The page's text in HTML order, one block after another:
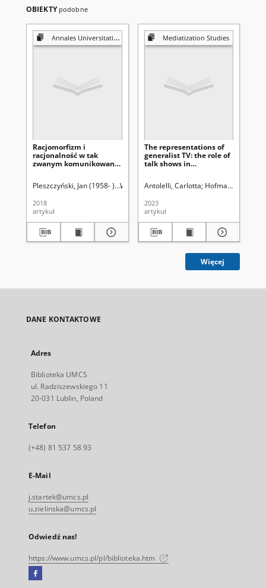
OBIEKTY podobne
Annales Universitatis Mariae Curie-Skłodowska. Sectio K, Politologia
Racjomorfizm i
racjonalność w tak
zwanym komunikowaniu
rationality in the so-
communication
Pleszczyński, Jan (1958- ). Wydawnictwo UMC
2018
artykuł
Mediatization Studies
The representations of
generalist TV: the role of
talk shows in
political communication
emergency in gender
issues. The Italian case
Antolelli, Carlotta Hofman, Iwona.
2023
artykuł
Więcej
DANE KONTAKTOWE
Adres
Biblioteka UMCS
ul. Radziszewskiego 11
20-031 Lublin, Poland
Telefon
(+48) 81 537 58 93
E-Mail
j.startek@umcs.pl
u.zielinska@umcs.pl
Odwiedź nas!
https://www.umcs.pl/pl/biblioteka.htm
Facebook